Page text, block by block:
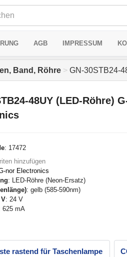
AGB IMPRESSUM
Band, Röhre > GN-30STB24-
48UY (LED-Röhre)
: 17472
hinzufügen
nor Electronics
: LED-Röhre (Neon-Ersatz)
: gelb (585-590nm)
: 24 V
625 mA
rastend für Taschenlampe